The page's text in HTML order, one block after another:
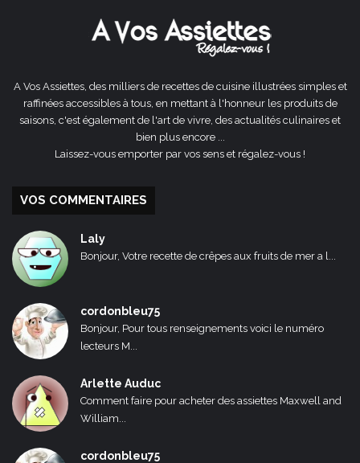
A Vos Assiettes, des milliers de recettes de cuisine illustrées simples et
raffinées accessibles à tous, en mettant à l'honneur les produits de
saisons, c'est également de l'art de vivre, des actualités culinaires et
bien plus encore ...
Laissez-vous emporter par vos sens et régalez-vous !
VOS COMMENTAIRES
Laly
Bonjour, Votre recette de crêpes aux fruits de mer a l...
cordonbleu75
Bonjour, Pour tous renseignements voici le numéro
lecteurs M...
Arlette Auduc
Comment faire pour acheter des assiettes Maxwell and
William...
cordonbleu75